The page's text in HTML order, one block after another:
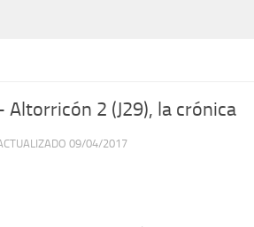
Altorricón 2 (J29), la crónica
09/04/2017